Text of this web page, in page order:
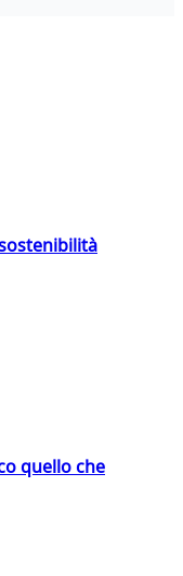
quello che